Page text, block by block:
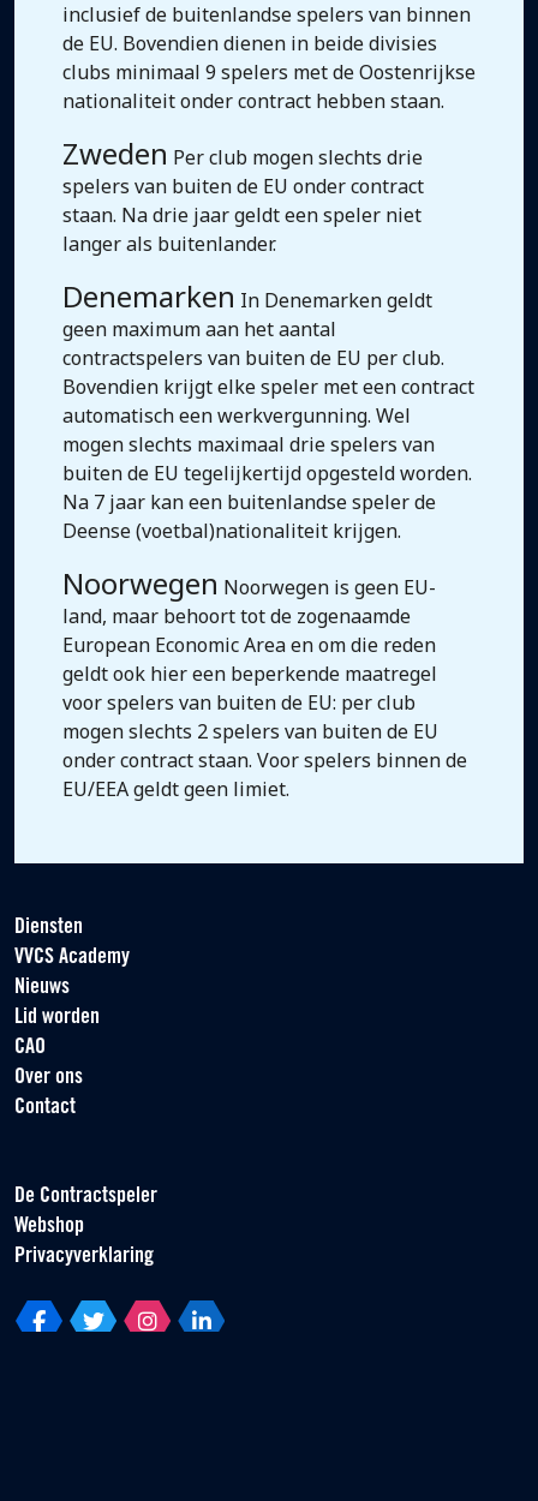
inclusief de buitenlandse spelers van binnen
de EU. Bovendien dienen in beide divisies
clubs minimaal 9 spelers met de Oostenrijkse
nationaliteit onder contract hebben staan.
Zweden Per club mogen slechts drie
spelers van buiten de EU onder contract
staan. Na drie jaar geldt een speler niet
langer als buitenlander.
Denemarken In Denemarken geldt
geen maximum aan het aantal
contractspelers van buiten de EU per club.
Bovendien krijgt elke speler met een contract
automatisch een werkvergunning. Wel
mogen slechts maximaal drie spelers van
buiten de EU tegelijkertijd opgesteld worden.
Na 7 jaar kan een buitenlandse speler de
Deense (voetbal)nationaliteit krijgen.
Noorwegen Noorwegen is geen EU-
land, maar behoort tot de zogenaamde
European Economic Area en om die reden
geldt ook hier een beperkende maatregel
voor spelers van buiten de EU: per club
mogen slechts 2 spelers van buiten de EU
onder contract staan. Voor spelers binnen de
EU/EEA geldt geen limiet.
Diensten
VVCS Academy
Nieuws
Lid worden
CAO
Over ons
Contact
De Contractspeler
Webshop
Privacyverklaring